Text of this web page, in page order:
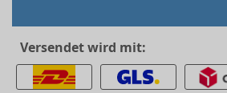
Versendet wird mit: